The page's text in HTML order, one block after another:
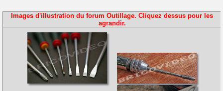
Images d'illustration du forum Outillage. Cliquez dessus pour les
agrandir.